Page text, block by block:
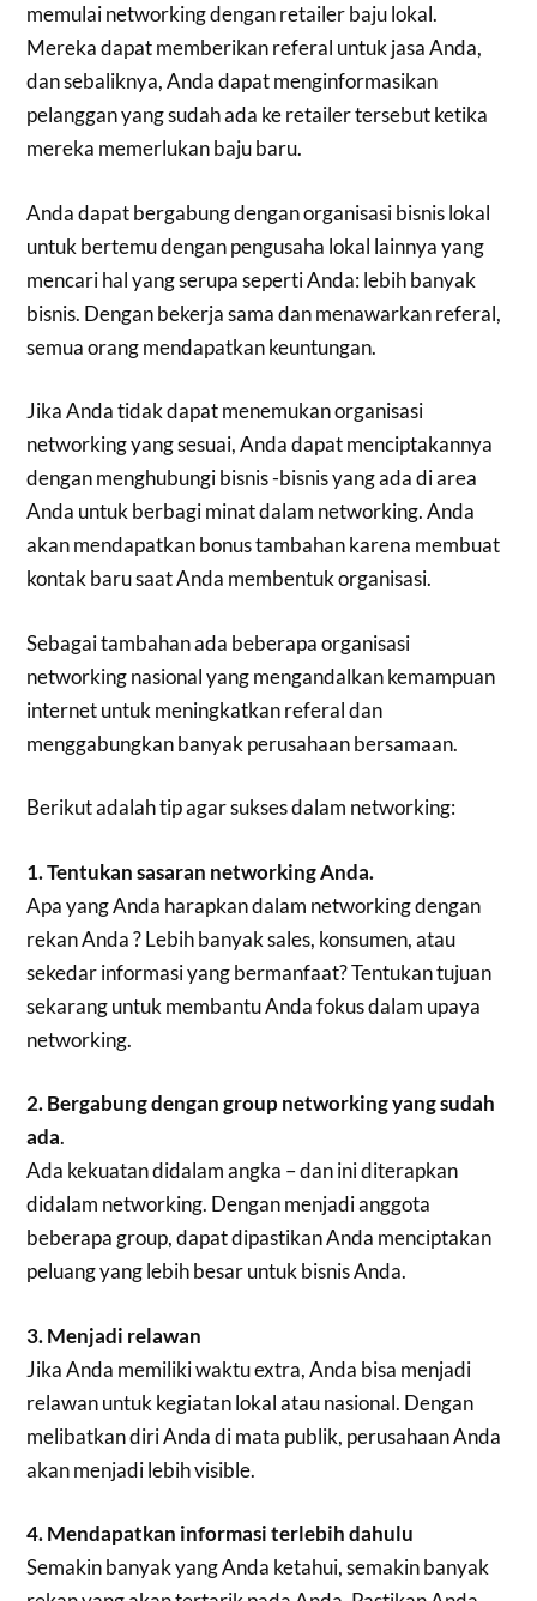
memulai networking dengan retailer baju lokal.
Mereka dapat memberikan referal untuk jasa Anda,
dan sebaliknya, Anda dapat menginformasikan
pelanggan yang sudah ada ke retailer tersebut ketika
mereka memerlukan baju baru.
Anda dapat bergabung dengan organisasi bisnis lokal
untuk bertemu dengan pengusaha lokal lainnya yang
mencari hal yang serupa seperti Anda: lebih banyak
bisnis. Dengan bekerja sama dan menawarkan referal,
semua orang mendapatkan keuntungan.
Jika Anda tidak dapat menemukan organisasi
networking yang sesuai, Anda dapat menciptakannya
dengan menghubungi bisnis -bisnis yang ada di area
Anda untuk berbagi minat dalam networking. Anda
akan mendapatkan bonus tambahan karena membuat
kontak baru saat Anda membentuk organisasi.
Sebagai tambahan ada beberapa organisasi
networking nasional yang mengandalkan kemampuan
internet untuk meningkatkan referal dan
menggabungkan banyak perusahaan bersamaan.
Berikut adalah tip agar sukses dalam networking:
1. Tentukan sasaran networking Anda.
Apa yang Anda harapkan dalam networking dengan
rekan Anda ? Lebih banyak sales, konsumen, atau
sekedar informasi yang bermanfaat? Tentukan tujuan
sekarang untuk membantu Anda fokus dalam upaya
networking.
2. Bergabung dengan group networking yang sudah
ada.
Ada kekuatan didalam angka – dan ini diterapkan
didalam networking. Dengan menjadi anggota
beberapa group, dapat dipastikan Anda menciptakan
peluang yang lebih besar untuk bisnis Anda.
3. Menjadi relawan
Jika Anda memiliki waktu extra, Anda bisa menjadi
relawan untuk kegiatan lokal atau nasional. Dengan
melibatkan diri Anda di mata publik, perusahaan Anda
akan menjadi lebih visible.
4. Mendapatkan informasi terlebih dahulu
Semakin banyak yang Anda ketahui, semakin banyak